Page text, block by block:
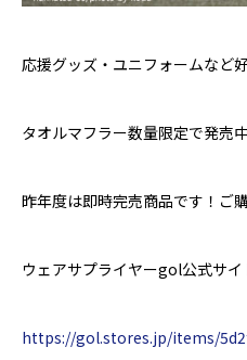
応援グッズ・ユニフォームなど
タオルマフラー数量限定で発売
昨年度は即時完売商品です！ご
ウェアサプライヤーgol公式サイ
https://gol.stores.jp/items/